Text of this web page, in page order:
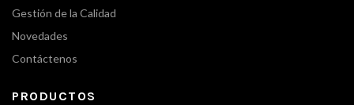
Gestión de la Calidad
Novedades
Contáctenos
PRODUCTOS